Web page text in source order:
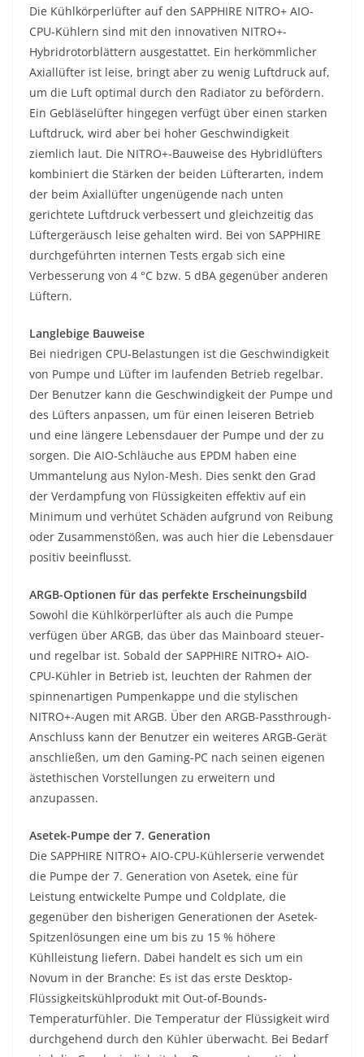
Die Kühlkörperlüfter auf den SAPPHIRE NITRO+ AIO-
CPU-Kühlern sind mit den innovativen NITRO+-
Hybridrotorblättern ausgestattet. Ein herkömmlicher
Axiallüfter ist leise, bringt aber zu wenig Luftdruck auf,
um die Luft optimal durch den Radiator zu befördern.
Ein Gebläselüfter hingegen verfügt über einen starken
Luftdruck, wird aber bei hoher Geschwindigkeit
ziemlich laut. Die NITRO+-Bauweise des Hybridlüfters
kombiniert die Stärken der beiden Lüfterarten, indem
der beim Axiallüfter ungenügende nach unten
gerichtete Luftdruck verbessert und gleichzeitig das
Lüftergeräusch leise gehalten wird. Bei von SAPPHIRE
durchgeführten internen Tests ergab sich eine
Verbesserung von 4 °C bzw. 5 dBA gegenüber anderen
Lüftern.
Langlebige Bauweise
Bei niedrigen CPU-Belastungen ist die Geschwindigkeit
von Pumpe und Lüfter im laufenden Betrieb regelbar.
Der Benutzer kann die Geschwindigkeit der Pumpe und
des Lüfters anpassen, um für einen leiseren Betrieb
und eine längere Lebensdauer der Pumpe und der zu
sorgen. Die AIO-Schläuche aus EPDM haben eine
Ummantelung aus Nylon-Mesh. Dies senkt den Grad
der Verdampfung von Flüssigkeiten effektiv auf ein
Minimum und verhütet Schäden aufgrund von Reibung
oder Zusammenstößen, was auch hier die Lebensdauer
positiv beeinflusst.
ARGB-Optionen für das perfekte Erscheinungsbild
Sowohl die Kühlkörperlüfter als auch die Pumpe
verfügen über ARGB, das über das Mainboard steuer‑
und regelbar ist. Sobald der SAPPHIRE NITRO+ AIO-
CPU-Kühler in Betrieb ist, leuchten der Rahmen der
spinnenartigen Pumpenkappe und die stylischen
NITRO+-Augen mit ARGB. Über den ARGB-Passthrough-
Anschluss kann der Benutzer ein weiteres ARGB-Gerät
anschließen, um den Gaming-PC nach seinen eigenen
ästethischen Vorstellungen zu erweitern und
anzupassen.
Asetek-Pumpe der 7. Generation
Die SAPPHIRE NITRO+ AIO-CPU-Kühlerserie verwendet
die Pumpe der 7. Generation von Asetek, eine für
Leistung entwickelte Pumpe und Coldplate, die
gegenüber den bisherigen Generationen der Asetek-
Spitzenlösungen eine um bis zu 15 % höhere
Kühlleistung liefern. Dabei handelt es sich um ein
Novum in der Branche: Es ist das erste Desktop-
Flüssigkeitskühlprodukt mit Out-of-Bounds-
Temperaturfühler. Die Temperatur der Flüssigkeit wird
durchgehend durch den Kühler überwacht. Bei Bedarf